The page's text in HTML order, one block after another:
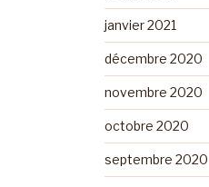
janvier 2021
décembre 2020
novembre 2020
octobre 2020
septembre 2020